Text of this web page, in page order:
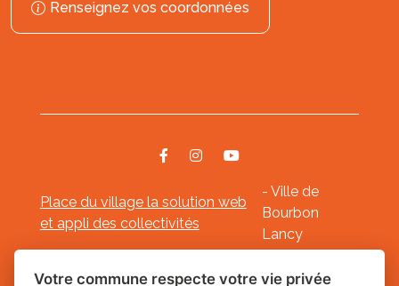
Renseignez vos coordonnées
Place du village la solution web
et appli des collectivités
- Ville de
Bourbon
Lancy
Mentions légales-- Gestion des cookies
Votre commune respecte votre vie privée